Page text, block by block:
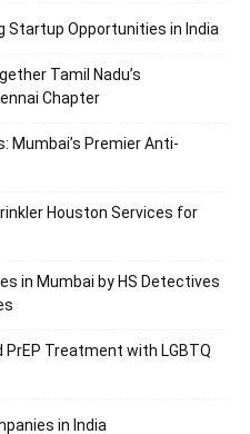
Startup Opportunities in India
Tamil Nadu’s
Chapter
Mumbai’s Premier Anti-
Houston Services for
in Mumbai by HS Detectives
PrEP Treatment with LGBTQ
in India